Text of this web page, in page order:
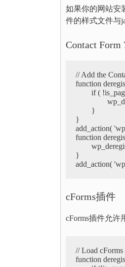
如果你的网站安
件的样式文件与
Contact Form
// Add the
function
}
add_action(
function
}
cForms插件
cForms插件允
// Load cForms
function